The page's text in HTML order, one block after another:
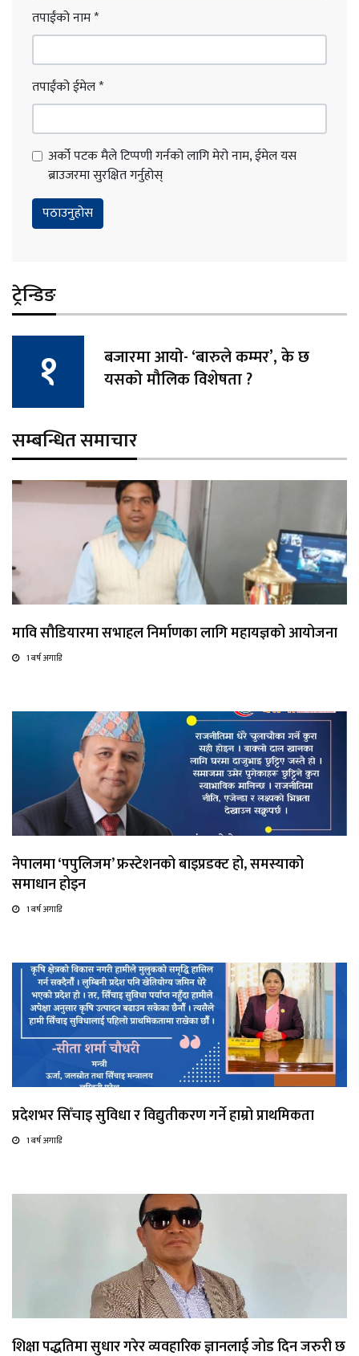
तपाईंको नाम*
तपाईंको ईमेल*
अर्को पटक मैले टिप्पणी गर्नको लागि मेरो नाम, ईमेल यस
ब्राउजरमा सुरक्षित गर्नुहोस्
ट्रेन्डिङ
बजारमा आयो- ‘बारुले कम्मर’, के छ
यसको मौलिक विशेषता ?
सम्बन्धित समाचार
मावि सौडियारमा सभाहल निर्माणका लागि महायज्ञको आयोजना
1 बर्ष अगाडि
नेपालमा ‘पपुलिजम’ फ्रस्टेशनको बाइप्रडक्ट हो, समस्याको
समाधान होइन
1 बर्ष अगाडि
प्रदेशभर सिँचाइ सुविधा र विद्युतीकरण गर्ने हाम्रो प्राथमिकता
1 बर्ष अगाडि
शिक्षा पद्धतिमा सुधार गरेर व्यवहारिक ज्ञानलाई जोड दिन जरुरी छ